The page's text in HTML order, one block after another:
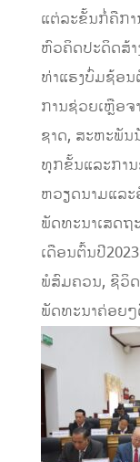
ແຕ່ລະຂັ້ນກໍ່ຄືກາ
ຫົວຄິດປະດິດສ້າ
ທ່າແຮງບົ່ມຊ້ອ
ການຊ່ວຍເຫຼືອຈ
ຊາດ, ສະຫະພັນ
ທຸກຂັ້ນແລະກາ
ຫວຽດນາມແລະ
ພັດທະນາເສດຖ
ເດືອນຕົ້ນປີ
ພໍສົມຄວນ, ຊີວິດ
ພັດທະນາຄ່ອຍ